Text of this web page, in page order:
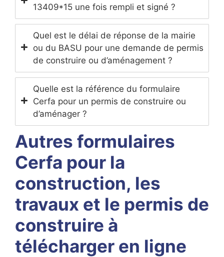
13409*15 une fois rempli et signé ?
Quel est le délai de réponse de la mairie
ou du BASU pour une demande de permis
de construire ou d’aménagement ?
Quelle est la référence du formulaire
Cerfa pour un permis de construire ou
d’aménager ?
Autres formulaires
Cerfa pour la
construction, les
travaux et le permis de
construire à
télécharger en ligne